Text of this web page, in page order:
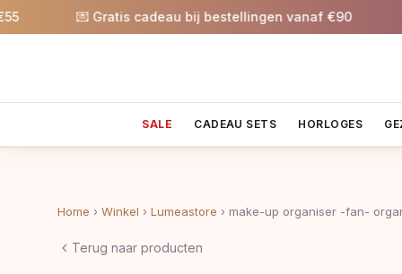
💌 Gratis cadeau bij bestellingen vanaf €90
SALE CADEAU SETS HORLOGES
Home › Winkel › Lumeastore › make-up organiser -fan-
Terug naar producten